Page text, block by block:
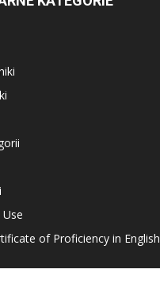
Use
of Proficiency in English